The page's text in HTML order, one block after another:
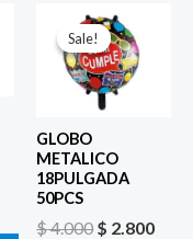
Sale!
Sale!
GLOBO
METALICO
18PULGADA
50PCS
$4.000
El
precio
original
era:
$ 4.000.
$ 2.800